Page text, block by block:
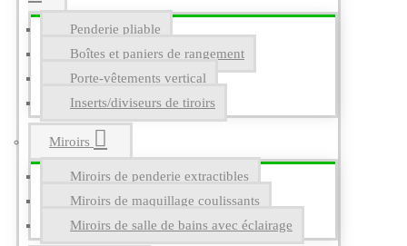
Penderie pliable
Boîtes et paniers de rangement
Porte-vêtements vertical
Inserts/diviseurs de tiroirs
Miroirs
Miroirs de penderie extractibles
Miroirs de maquillage coulissants
Miroirs de salle de bains avec éclairage